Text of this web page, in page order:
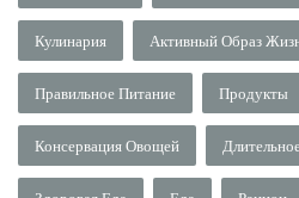
Кулинария Активный Образ
Правильное Питание Продукты
Консервация Овощей